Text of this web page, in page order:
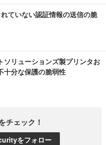
ていない認証情報の送信の脆
ソリューションズ製プリンタお
十分な保護の脆弱性
チェック！
をフォロー